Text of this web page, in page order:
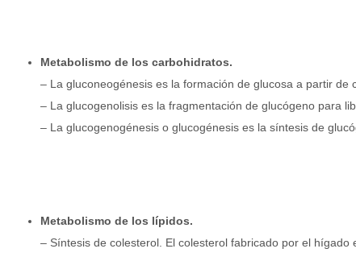
Metabolismo de los carbohidratos.
– La gluconeogénesis es la formación de glucosa a partir de
– La glucogenolisis es la fragmentación de glucógeno para
– La glucogenogénesis o glucogénesis es la síntesis de
Metabolismo de los lípidos.
– Síntesis de colesterol. El colesterol fabricado por el